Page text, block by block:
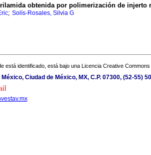
obtenida por polimerización de injerto
; Solís-Rosales, Silvia G
está identificado, está bajo una Licencia Creative Commons
Ciudad de México, MX, C.P. 07300, (52-55)